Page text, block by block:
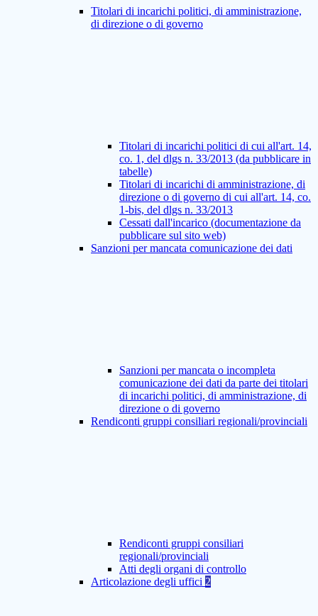
Titolari di incarichi politici, di amministrazione,
di direzione o di governo
Titolari di incarichi politici di cui all'art. 14,
co. 1, del dlgs n. 33/2013 (da pubblicare in
tabelle)
Titolari di incarichi di amministrazione, di
direzione o di governo di cui all'art. 14, co.
1-bis, del dlgs n. 33/2013
Cessati dall'incarico (documentazione da
pubblicare sul sito web)
Sanzioni per mancata comunicazione dei dati
Sanzioni per mancata o incompleta
comunicazione dei dati da parte dei titolari
di incarichi politici, di amministrazione, di
direzione o di governo
Rendiconti gruppi consiliari regionali/provinciali
Rendiconti gruppi consiliari
regionali/provinciali
Atti degli organi di controllo
Articolazione degli uffici 2